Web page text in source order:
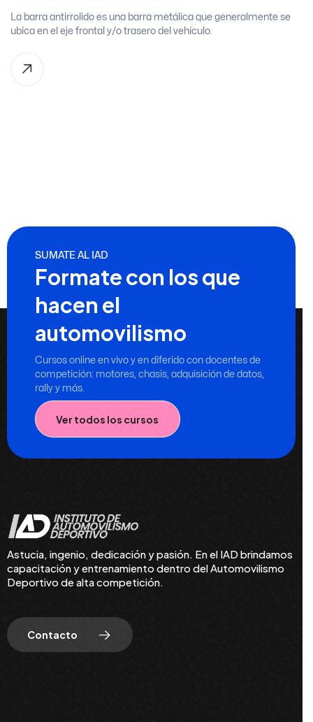
La barra antirrolido es una barra metálica que generalmente se
ubica en el eje frontal y/o trasero del vehículo.
SUMATE AL IAD
Formate con los que
hacen el
automovilismo
Cursos online en vivo y en diferido con docentes de
competición: motores, chasis, adquisición de datos,
rally y más.
Ver todos los cursos
Astucia, ingenio, dedicación y pasión. En el IAD brindamos
capacitación y entrenamiento dentro del Automovilismo
Deportivo de alta competición.
Contacto